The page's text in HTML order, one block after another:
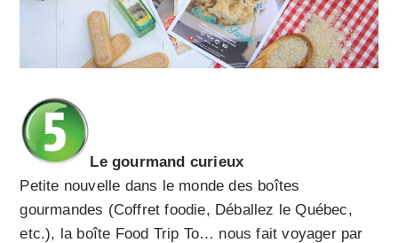
Le gourmand curieux
Petite nouvelle dans le monde des boîtes
gourmandes (Coffret foodie, Déballez le Québec,
etc.), la boîte Food Trip To… nous fait voyager par